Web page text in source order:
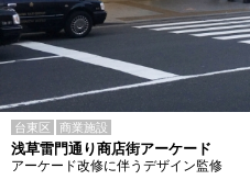
台東区 商業施設
浅草雷門通り商店街アーケード
アーケード改修に伴うデザイン監修